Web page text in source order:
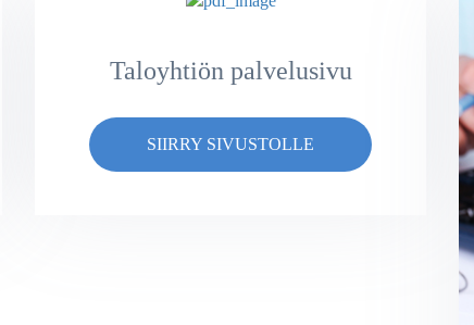
Taloyhtiön palvelusivu
SIIRRY SIVUSTOLLE